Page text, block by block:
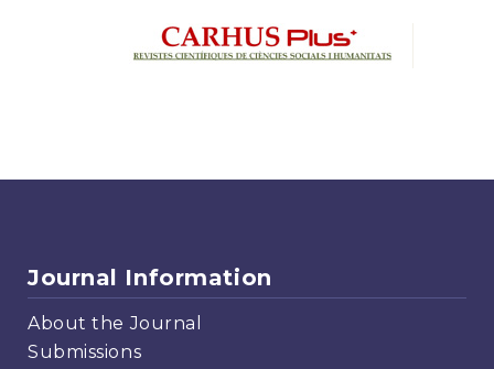
Journal Information
About the Journal
Submissions